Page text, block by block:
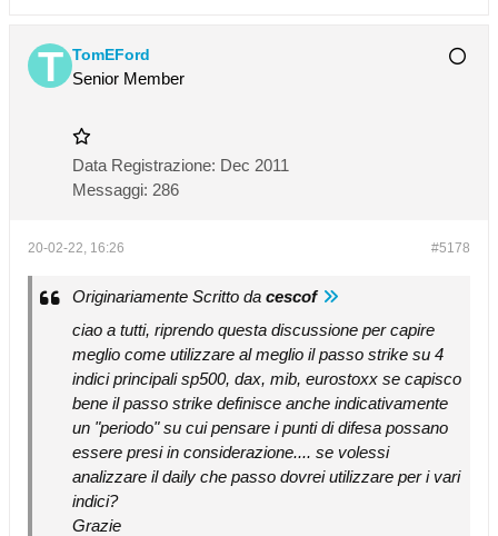
TomEFord
Senior Member
Data Registrazione: Dec 2011
Messaggi: 286
#5178
20-02-22, 16:26
Originariamente Scritto da cescof
ciao a tutti, riprendo questa discussione per capire
meglio come utilizzare al meglio il passo strike su 4
indici principali sp500, dax, mib, eurostoxx se capisco
bene il passo strike definisce anche indicativamente
un "periodo" su cui pensare i punti di difesa possano
essere presi in considerazione.... se volessi
analizzare il daily che passo dovrei utilizzare per i vari
indici?
Grazie